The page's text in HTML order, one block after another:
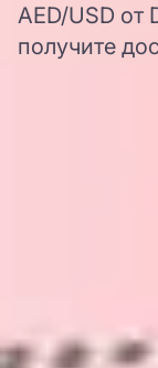
AED/USD от
получите